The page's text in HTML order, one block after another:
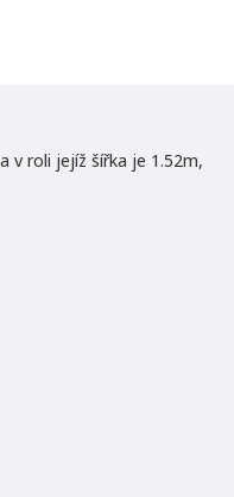
v roli jejíž šířka je 1.52m,